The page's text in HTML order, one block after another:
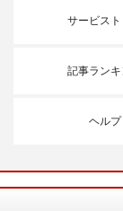
サービス
記事ラン
ヘルプ